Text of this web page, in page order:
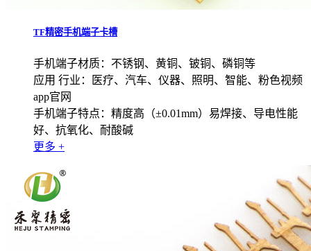
TF精密手机端子卡槽
手机端子材质：不锈钢、黄铜、铍铜、磷铜等
应用 行业：医疗、汽车、仪器、照明、智能、粉色视频
app官网
手机端子特点：精度高（±0.01mm）易焊接、导电性能
好、抗氧化、耐酸碱
更多 +